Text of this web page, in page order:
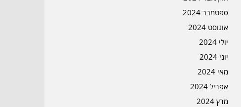
ספטמבר 2024
אוגוסט 2024
יולי 2024
יוני 2024
מאי 2024
אפריל 2024
מרץ 2024